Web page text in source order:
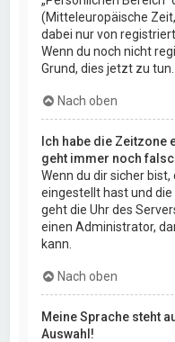
(Mitteleuropäische
dabei nur von
Wenn du noch nicht
Grund, dies jetzt zu tun.
Nach oben
Ich habe die Zeitzone
geht immer noch
Wenn du dir sicher
eingestellt hast und
geht die Uhr des
einen Administrator,
kann.
Nach oben
Meine Sprache steht
Auswahl!